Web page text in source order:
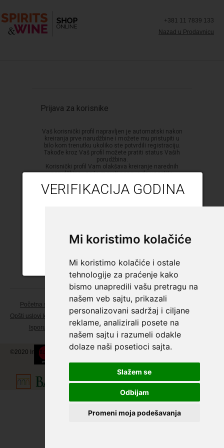
Mi koristimo kolačiće
Mi koristimo kolačiće i ostale
tehnologije za praćenje kako
bismo unapredili vašu pretragu na
našem veb sajtu, prikazali
personalizovani sadržaj i ciljane
reklame, analizirali posete na
našem sajtu i razumeli odakle
dolaze naši posetioci sajta.
Slažem se
Odbijam
Promeni moja podešavanja
VERIFIKACIJA GODINA
+381 11 7839 133
Nazad u Prodavnicu
Prijava za korisnike
Vaš korisnički profil napravljen je automatski nakon
kreiranja prve narudžbine i možete mu pristupiti u
bilo kom trenutku ukoliko ste potvrdili registraciju.
Takođe kroz Vaš profil možete pratiti status Vaših
porudžbina.
Korisnički profil Vam olakšava kreiranje narednih
porudžbina - neće morati ponovo da unostite
Zaboravljena lozinka
Početna strana
Opšti uslovi korišćenja
Isporuka
©2020 Invitto, Sva prava zadržana
KONTAKTI